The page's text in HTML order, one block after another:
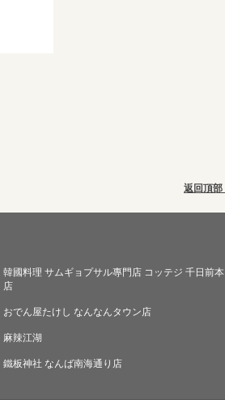
返回頂部
韓國料理 サムギョプサル專門店 コッテジ 千日前本
店
おでん屋たけし なんなんタウン店
麻辣江湖
鐵板神社 なんば南海通り店